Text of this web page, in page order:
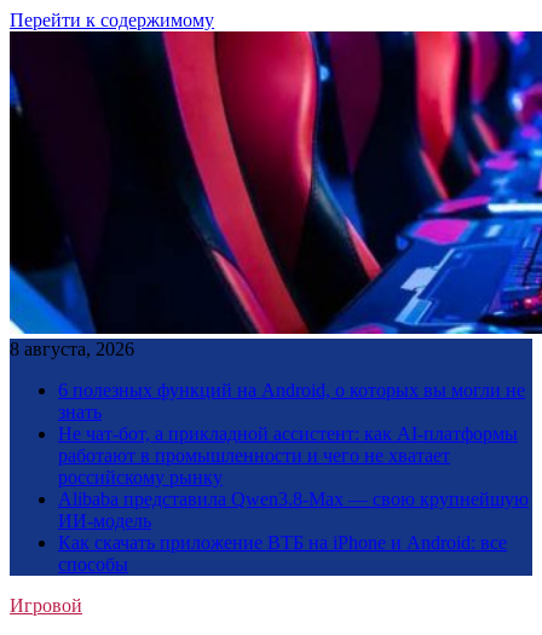
Перейти к содержимому
8 августа, 2026
6 полезных функций на Android, о которых вы могли не
знать
Не чат-бот, а прикладной ассистент: как AI-платформы
работают в промышленности и чего не хватает
российскому рынку
Alibaba представила Qwen3.8-Max — свою крупнейшую
ИИ-модель
Как скачать приложение ВТБ на iPhone и Android: все
способы
Игровой